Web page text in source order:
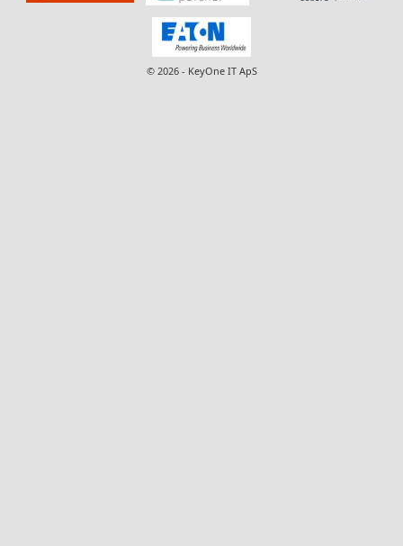
© 2026 - KeyOne IT ApS